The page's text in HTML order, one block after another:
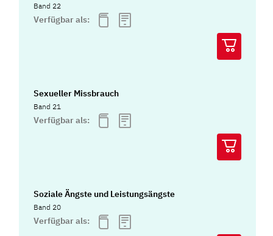
Band 22
Verfügbar als:
Sexueller Missbrauch
Band 21
Verfügbar als:
Soziale Ängste und Leistungsängste
Band 20
Verfügbar als: